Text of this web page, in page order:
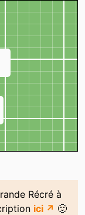
Récré à
ici ↗ 🙂